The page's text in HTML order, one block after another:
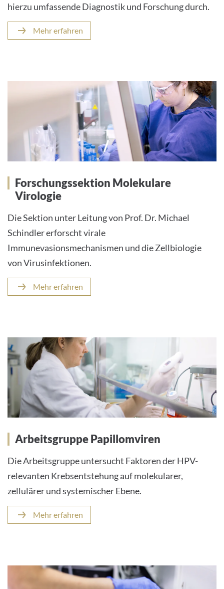
hierzu umfassende Diagnostik und Forschung durch.
Mehr erfahren
Forschungssektion Molekulare
Virologie
Die Sektion unter Leitung von Prof. Dr. Michael
Schindler erforscht virale
Immunevasionsmechanismen und die Zellbiologie
von Virusinfektionen.
Mehr erfahren
Arbeitsgruppe Papillomviren
Die Arbeitsgruppe untersucht Faktoren der HPV-
relevanten Krebsentstehung auf molekularer,
zellulärer und systemischer Ebene.
Mehr erfahren